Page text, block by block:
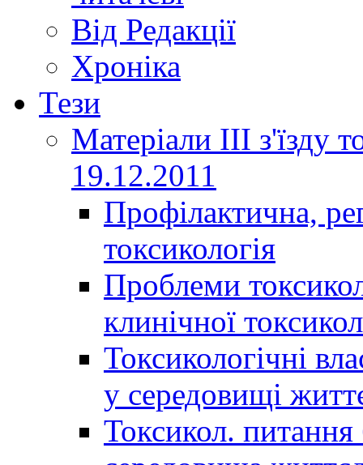
Від Редакції
Хроніка
Тези
Матеріали ІІІ з'їзду
19.12.2011
Профілактична,
токсикологія
Проблеми
клинічної
Токсикологічні
у середовищі
Токсикол. питання